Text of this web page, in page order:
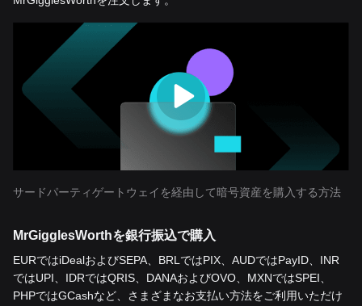
サードパーティゲートウェイを経由して暗号資産を購入する方法
MrGigglesWorthを銀行振込で購入
EURではiDealおよびSEPA、BRLではPIX、AUDではPayID、INR
ではUPI、IDRではQRIS、DANAおよびOVO、MXNではSPEI、
PHPではGCashなど、さまざまなお支払い方法をご利用いただけ